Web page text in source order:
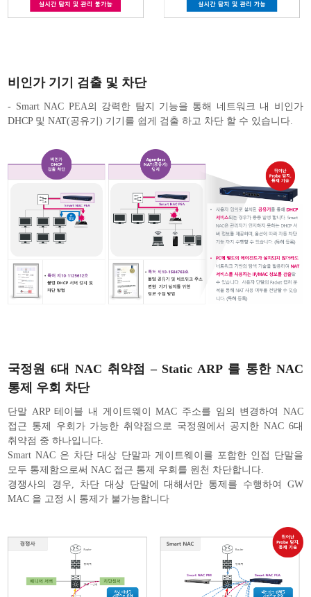
비인가 기기 검출 및 차단
- Smart NAC PEA의 강력한 탐지 기능을 통해 네트워크 내 비인가
DHCP 및 NAT(공유기) 기기를 쉽게 검출 하고 차단 할 수 있습니다.
국정원 6대 NAC 취약점 – Static ARP 를 통한 NAC
통제 우회 차단
단말 ARP 테이블 내 게이트웨이 MAC 주소를 임의 변경하여 NAC
접근 통제 우회가 가능한 취약점으로 국정원에서 공지한 NAC 6대
취약점 중 하나입니다.
Smart NAC 은 차단 대상 단말과 게이트웨이를 포함한 인접 단말을
모두 통제함으로써 NAC 접근 통제 우회를 원천 차단합니다.
경쟁사의 경우, 차단 대상 단말에 대해서만 통제를 수행하여 GW
MAC 을 고정 시 통제가 불가능합니다